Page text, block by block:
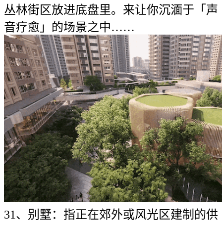
丛林街区放进底盘里。来让你沉湎于「声
音疗愈」的场景之中……
31、别墅：指正在郊外或风光区建制的供